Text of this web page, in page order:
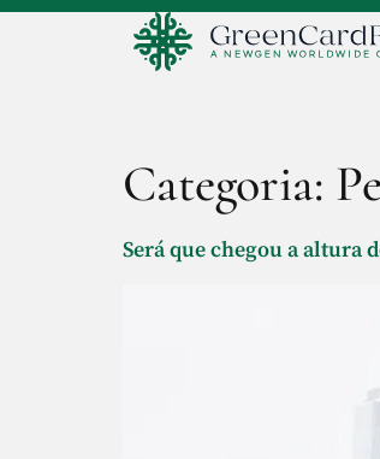
Categoria:
Será que chegou a altura